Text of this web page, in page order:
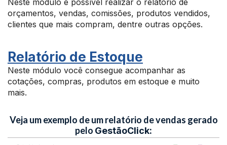
Neste módulo é possível realizar o relatório de
orçamentos, vendas, comissões, produtos vendidos,
clientes que mais compram, dentre outras opções.
Relatório de Estoque
Neste módulo você consegue acompanhar as
cotações, compras, produtos em estoque e muito
mais.
Veja um exemplo de um relatório de vendas gerado
pelo GestãoClick: